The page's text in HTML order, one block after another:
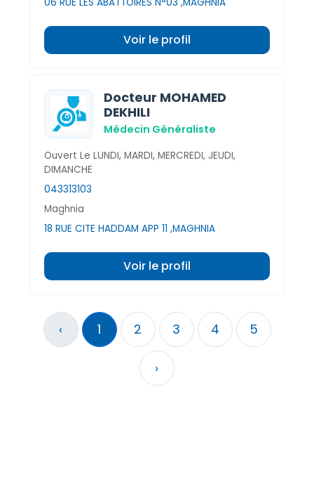
Voir le profil
Docteur MOHAMED
DEKHILI
Médecin Généraliste
Ouvert Le LUNDI, MARDI, MERCREDI, JEUDI,
DIMANCHE
043313103
Maghnia
18 RUE CITE HADDAM APP 11 ,MAGHNIA
Voir le profil
‹ 1 2 3 4 5
›